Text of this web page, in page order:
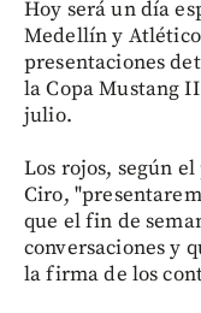
Hoy será un día
Medellín y
presentaciones
la Copa Mustang
julio.
Los rojos, según
Ciro,
que el fin de
conversaciones y
la firma de los